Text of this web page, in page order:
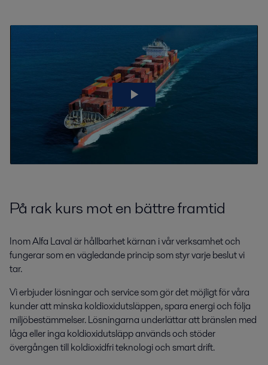
På rak kurs mot en bättre framtid
Inom Alfa Laval ärhållbarhet kärnan i vår verksamhetoch
fungerar som en vägledande princip som styr varje beslut vi
tar.
Vi erbjuder lösningar och service som gör det möjligt för våra
kunder att minska koldioxidutsläppen, spara energi och följa
miljöbestämmelser. Lösningarna underlättar att bränslen med
låga eller inga koldioxidutsläpp användsoch stöder
övergångentillkoldioxidfri teknologioch smart drift.